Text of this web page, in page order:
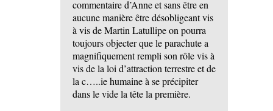
commentaire d’Anne et sans être en
aucune manière être désobligeant vis
à vis de Martin Latullipe on pourra
toujours objecter que le parachute a
magnifiquement rempli son rôle vis à
vis de la loi d’attraction terrestre et de
la c…..ie humaine à se précipiter
dans le vide la tête la première.